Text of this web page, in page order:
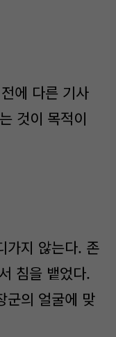
에 다른 기사
것이 목적이
가지 않는다. 존
침을 뱉었다.
군의 얼굴에 맞